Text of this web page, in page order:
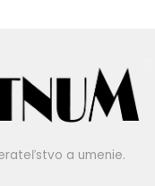
a umenie.